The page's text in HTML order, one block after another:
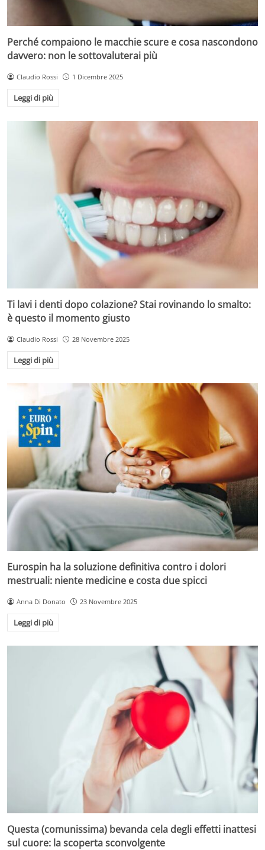
Perché compaiono le macchie scure e cosa nascondono
davvero: non le sottovaluterai più
Claudio Rossi 1 Dicembre 2025
Leggi di più
Ti lavi i denti dopo colazione? Stai rovinando lo smalto:
è questo il momento giusto
Claudio Rossi 28 Novembre 2025
Leggi di più
Eurospin ha la soluzione definitiva contro i dolori
mestruali: niente medicine e costa due spicci
Anna Di Donato 23 Novembre 2025
Leggi di più
Questa (comunissima) bevanda cela degli effetti inattesi
sul cuore: la scoperta sconvolgente